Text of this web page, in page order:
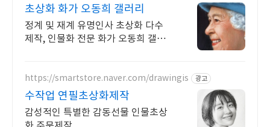
초상화 화가 오동희 갤러리
정계 및 재계 유명인사 초상화 다수
제작, 인물화 전문 화가 오동희 갤러
https://smartstore.naver.com/drawingis 광고
수작업 연필초상화제작
감성적인 특별한 감동선물 인물초상